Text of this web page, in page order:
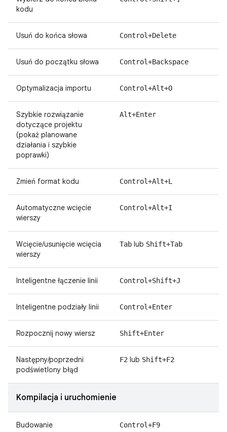
kodu
Usuń do końca słowa Control+Delete
Usuń do początku słowa Control+Backspace
Optymalizacja importu Control+Alt+O
Szybkie rozwiązanie
dotyczące projektu
(pokaż planowane
działania i szybkie
poprawki)
Alt+Enter
Zmień format kodu Control+Alt+L
Automatyczne wcięcie
wierszy
Control+Alt+I
Wcięcie/usunięcie wcięcia
wierszy
Tab lub Shift+Tab
Inteligentne łączenie linii Control+Shift+J
Inteligentne podziały linii Control+Enter
Rozpocznij nowy wiersz Shift+Enter
Następny/poprzedni
podświetlony błąd
F2 lub Shift+F2
Kompilacja i uruchomienie
Budowanie Control+F9